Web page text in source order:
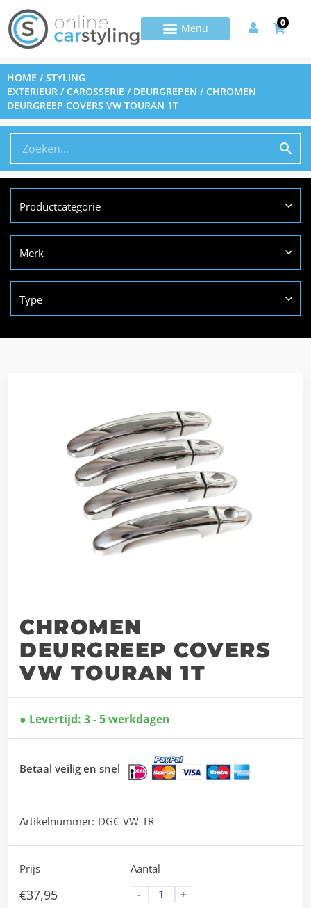
0
HOME /STYLING
EXTERIEUR /CAROSSERIE / DEURGREPEN / CHROMEN
DEURGREEP COVERS VW TOURAN 1T
Productcategorie
Merk
Type
CHROMEN
DEURGREEP COVERS
VW TOURAN 1T
Levertijd: 3 - 5 werkdagen
Betaal veilig en snel
Artikelnummer: DGC-VW-TR
Prijs
€37,95
Aantal
-
+